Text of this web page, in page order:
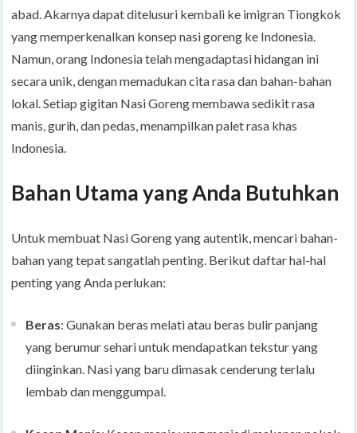
abad. Akarnya dapat ditelusuri kembali ke imigran Tiongkok
yang memperkenalkan konsep nasi goreng ke Indonesia.
Namun, orang Indonesia telah mengadaptasi hidangan ini
secara unik, dengan memadukan cita rasa dan bahan-bahan
lokal. Setiap gigitan Nasi Goreng membawa sedikit rasa
manis, gurih, dan pedas, menampilkan palet rasa khas
Indonesia.
Bahan Utama yang Anda Butuhkan
Untuk membuat Nasi Goreng yang autentik, mencari bahan-
bahan yang tepat sangatlah penting. Berikut daftar hal-hal
penting yang Anda perlukan:
Beras: Gunakan beras melati atau beras bulir panjang
yang berumur sehari untuk mendapatkan tekstur yang
diinginkan. Nasi yang baru dimasak cenderung terlalu
lembab dan menggumpal.